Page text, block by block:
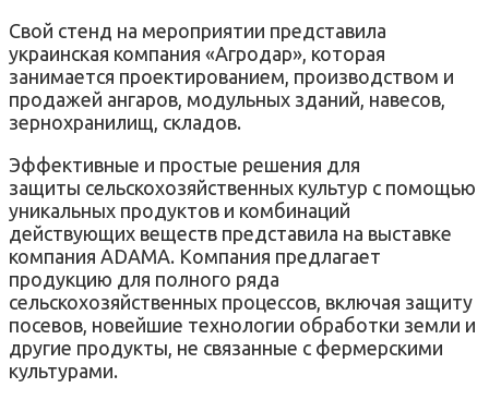
Свой стенд на мероприятии представила
украинская компания «Агродар», которая
занимается проектированием, производством и
продажей ангаров, модульных зданий, навесов,
зернохранилищ, складов.
Эффективные и простые решения для
защиты сельскохозяйственных культур с помощью
уникальных продуктов и комбинаций
действующих веществ представила на выставке
компания ADAMA. Компания предлагает
продукцию для полного ряда
сельскохозяйственных процессов, включая защиту
посевов, новейшие технологии обработки земли и
другие продукты, не связанные с фермерскими
культурами.